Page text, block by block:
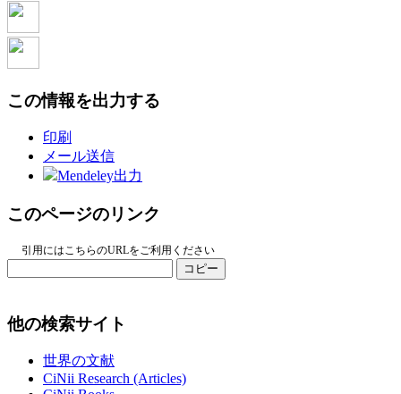
この情報を出力する
印刷
メール送信
Mendeley出力
このページのリンク
引用にはこちらのURLをご利用ください
コピー
他の検索サイト
世界の文献
CiNii Research (Articles)